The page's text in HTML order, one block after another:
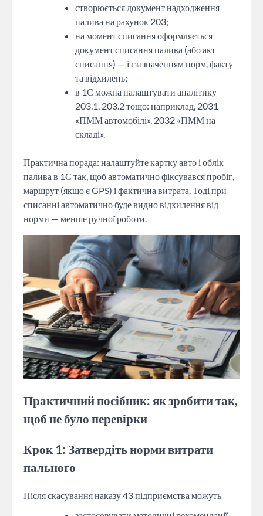
створюється документ надходження
палива на рахунок 203;
на момент списання оформляється
документ списання палива (або акт
списання) — із зазначенням норм, факту
та відхилень;
в 1С можна налаштувати аналітику
203.1, 203.2 тощо: наприклад, 2031
«ПММ автомобілі», 2032 «ПММ на
складі».
Практична порада: налаштуйте картку авто і облік
палива в 1С так, щоб автоматично фіксувався пробіг,
маршрут (якщо є GPS) і фактична витрата. Тоді при
списанні автоматично буде видно відхилення від
норми — менше ручної роботи.
Практичний посібник: як зробити так,
щоб не було перевірки
Крок 1: Затвердіть норми витрати
пального
Після скасування наказу 43 підприємства можуть